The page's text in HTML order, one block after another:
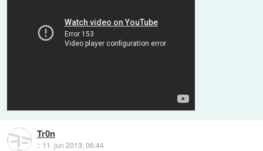
Tr0n
:: 11. jun 2013, 06:44